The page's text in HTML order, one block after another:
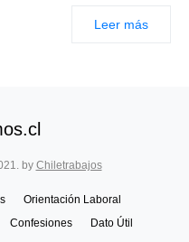
Leer más
by Chiletrabajos
Orientación Laboral
Confesiones Dato Útil